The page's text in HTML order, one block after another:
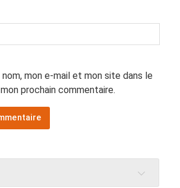
mon e-mail et mon site dans le
prochain commentaire.